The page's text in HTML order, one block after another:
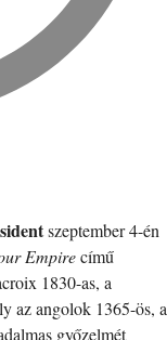
szeptember 4-én
Empirecímű
1830-as, a
az angolok 1365-ös, a
győzelmét